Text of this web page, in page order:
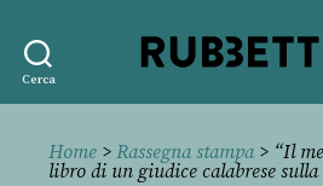
Cerca
Home > Rassegna stampa> “Il
libro di un giudice calabrese